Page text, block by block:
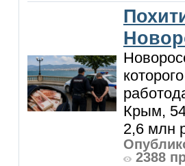
Крым,
2,6 млн
2388